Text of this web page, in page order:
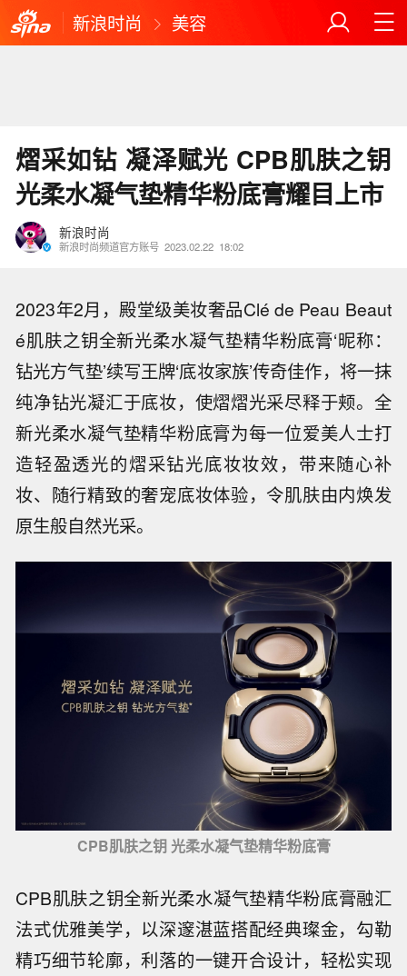
新浪时尚 美容
熠采如钻 凝泽赋光 CPB肌肤之钥
光柔水凝气垫精华粉底膏耀目上市
新浪时尚
新浪时尚频道官方账号 2023.02.22 18:02
2023年2月，殿堂级美妆奢品Clé de Peau Beaut
é肌肤之钥全新光柔水凝气垫精华粉底膏‘昵称：
钻光方气垫’续写王牌‘底妆家族’传奇佳作，将一抹
纯净钻光凝汇于底妆，使熠熠光采尽释于颊。全
新光柔水凝气垫精华粉底膏为每一位爱美人士打
造轻盈透光的熠采钻光底妆妆效，带来随心补
妆、随行精致的奢宠底妆体验，令肌肤由内焕发
原生般自然光采。
CPB肌肤之钥 光柔水凝气垫精华粉底膏
CPB肌肤之钥全新光柔水凝气垫精华粉底膏融汇
法式优雅美学，以深邃湛蓝搭配经典璨金，勾勒
精巧细节轮廓，利落的一键开合设计，轻松实现